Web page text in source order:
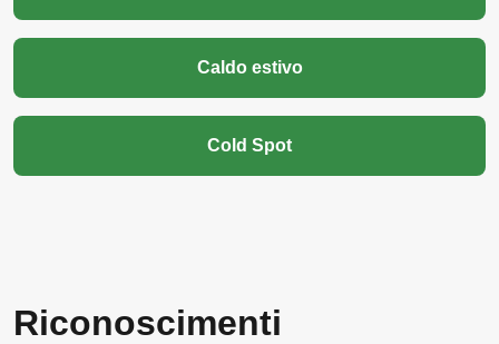
Caldo estivo
Cold Spot
Riconoscimenti